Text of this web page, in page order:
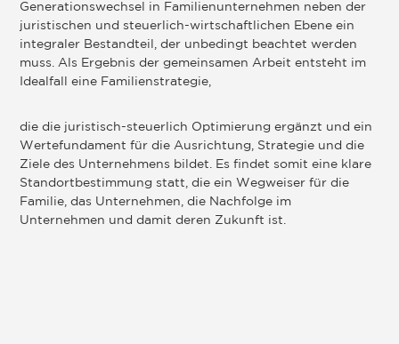
Generationswechsel in Familienunternehmen neben der
juristischen und steuerlich-wirtschaftlichen Ebene ein
integraler Bestandteil, der unbedingt beachtet werden
muss. Als Ergebnis der gemeinsamen Arbeit entsteht im
Idealfall eine Familienstrategie,
die die juristisch-steuerlich Optimierung ergänzt und ein
Wertefundament für die Ausrichtung, Strategie und die
Ziele des Unternehmens bildet. Es findet somit eine klare
Standortbestimmung statt, die ein Wegweiser für die
Familie, das Unternehmen, die Nachfolge im
Unternehmen und damit deren Zukunft ist.